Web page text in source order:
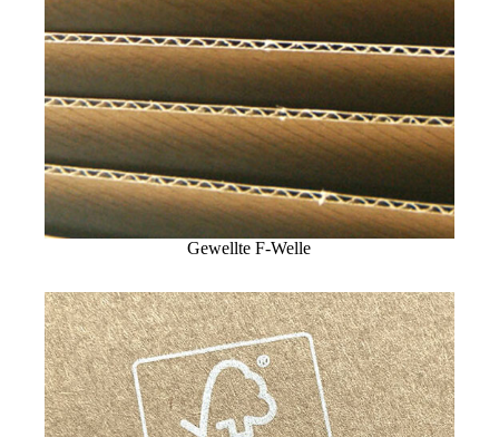
Gewellte F-Welle